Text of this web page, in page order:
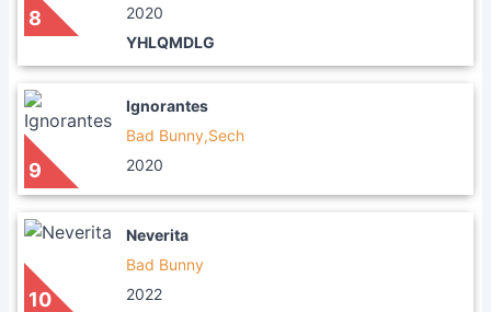
8
2020
YHLQMDLG
9
Ignorantes
Bad Bunny,Sech
2020
10
Neverita
Bad Bunny
2022